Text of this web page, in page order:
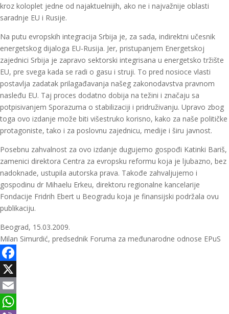
kroz koloplet jedne od najaktuelnijih, ako ne i najvažnije oblasti
saradnje EU i Rusije.
Na putu evropskih integracija Srbija je, za sada, indirektni učesnik
energetskog dijaloga EU-Rusija. Jer, pristupanjem Energetskoj
zajednici Srbija je zapravo sektorski integrisana u energetsko tržište
EU, pre svega kada se radi o gasu i struji. To pred nosioce vlasti
postavlja zadatak prilagađavanja našeg zakonodavstva pravnom
nasleđu EU. Taj proces dodatno dobija na težini i značaju sa
potpisivanjem Sporazuma o stabilizaciji i pridruživanju. Upravo zbog
toga ovo izdanje može biti višestruko korisno, kako za naše političke
protagoniste, tako i za poslovnu zajednicu, medije i širu javnost.
Posebnu zahvalnost za ovo izdanje dugujemo gospođi Katinki Bariš,
zamenici direktora Centra za evropsku reformu koja je ljubazno, bez
nadoknade, ustupila autorska prava. Takođe zahvaljujemo i
gospodinu dr Mihaelu Erkeu, direktoru regionalne kancelarije
Fondacije Fridrih Ebert u Beogradu koja je finansijski podržala ovu
publikaciju.
Beograd, 15.03.2009.
Milan Simurdić, predsednik Foruma za međunarodne odnose EPuS
Facebook
X
Email